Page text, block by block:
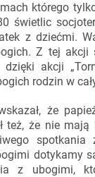
którego
świetlic
z dziećmi.
Z tej akcji
akcji
rodzin w
że
też, że nie
spotkania
dotykamy
z ubogimi,